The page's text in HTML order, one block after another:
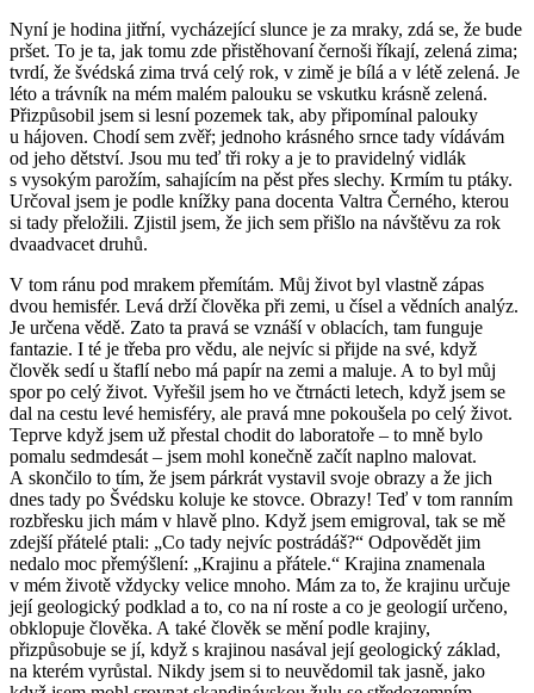
Nyní je hodina jitřní, vycházející slunce je za mraky, zdá se, že bude
pršet. To je ta, jak tomu zde přistěhovaní černoši říkají, zelená zima;
tvrdí, že švédská zima trvá celý rok, v zimě je bílá a v létě zelená. Je
léto a trávník na mém malém palouku se vskutku krásně zelená.
Přizpůsobil jsem si lesní pozemek tak, aby připomínal palouky
u hájoven. Chodí sem zvěř; jednoho krásného srnce tady vídávám
od jeho dětství. Jsou mu teď tři roky a je to pravidelný vidlák
s vysokým parožím, sahajícím na pěst přes slechy. Krmím tu ptáky.
Určoval jsem je podle knížky pana docenta Valtra Černého, kterou
si tady přeložili. Zjistil jsem, že jich sem přišlo na návštěvu za rok
dvaadvacet druhů.
V tom ránu pod mrakem přemítám. Můj život byl vlastně zápas
dvou hemisfér. Levá drží člověka při zemi, u čísel a vědních analýz.
Je určena vědě. Zato ta pravá se vznáší v oblacích, tam funguje
fantazie. I té je třeba pro vědu, ale nejvíc si přijde na své, když
člověk sedí u štaflí nebo má papír na zemi a maluje. A to byl můj
spor po celý život. Vyřešil jsem ho ve čtrnácti letech, když jsem se
dal na cestu levé hemisféry, ale pravá mne pokoušela po celý život.
Teprve když jsem už přestal chodit do laboratoře – to mně bylo
pomalu sedmdesát – jsem mohl konečně začít naplno malovat.
A skončilo to tím, že jsem párkrát vystavil svoje obrazy a že jich
dnes tady po Švédsku koluje ke stovce. Obrazy! Teď v tom ranním
rozbřesku jich mám v hlavě plno. Když jsem emigroval, tak se mě
zdejší přátelé ptali: „Co tady nejvíc postrádáš?“ Odpovědět jim
nedalo moc přemýšlení: „Krajinu a přátele.“ Krajina znamenala
v mém životě vždycky velice mnoho. Mám za to, že krajinu určuje
její geologický podklad a to, co na ní roste a co je geologií určeno,
obklopuje člověka. A také člověk se mění podle krajiny,
přizpůsobuje se jí, když s krajinou nasával její geologický základ,
na kterém vyrůstal. Nikdy jsem si to neuvědomil tak jasně, jako